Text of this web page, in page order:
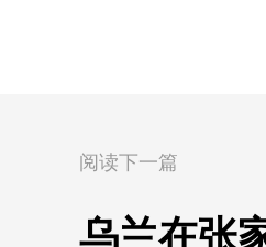
阅读下一篇
乌兰在张